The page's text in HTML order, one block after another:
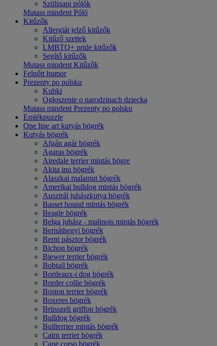
Szülinapi pólók
Mutass mindent Póló
Kitűzők
Allergiát jelző kitűzők
Kitűző szettek
LMBTQ+ pride kitűzők
Segítő kitűzők
Mutass mindent Kitűzők
Felnőtt humor
Prezenty po polsku
Kubki
Ogłoszenie o narodzinach dziecka
Mutass mindent Prezenty po polsku
Emlékpuzzle
One line art kutyás bögrék
Kutyás bögrék
Afgán agár bögrék
Agaras bögrék
Airedale terrier mintás bögre
Akita inu bögrék
Alaszkai malamut bögrék
Amerikai bulldog mintás bögrék
Ausztrál juhászkutya bögrék
Basset hound mintás bögrék
Beagle bögrék
Belga juhász - malinois mintás bögrék
Bernáthegyi bögrék
Berni pásztor bögrék
Bichon bögrék
Biewer terrier bögrék
Bobtail bögrék
Bordeaux-i dog bögrék
Border collie bögrék
Boston terrier bögrék
Boxeres bögrék
Brüsszeli griffon bögrék
Bulldog bögrék
Bullterrier mintás bögrék
Cairn terrier bögrék
Cane corso bögrék